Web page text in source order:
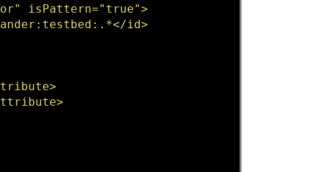
isPattern="true">
id>